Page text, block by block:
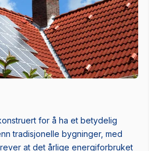
for å ha et betydelig
tradisjonelle bygninger, med
at det årlige energiforbruket